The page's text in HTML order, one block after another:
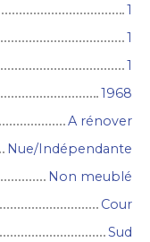
1
1
1
1968
A rénover
Nue/Indépendante
Non meublé
Cour
Sud